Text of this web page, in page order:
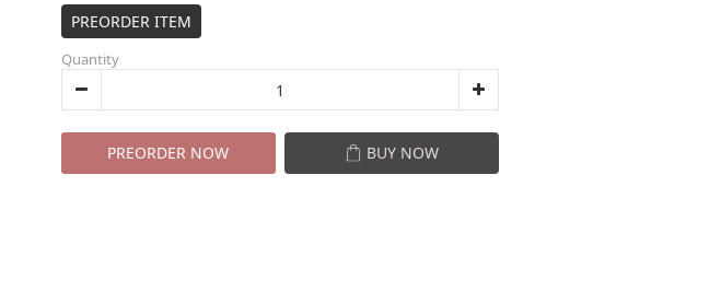
PREORDER ITEM
Quantity
PREORDER NOW BUY NOW